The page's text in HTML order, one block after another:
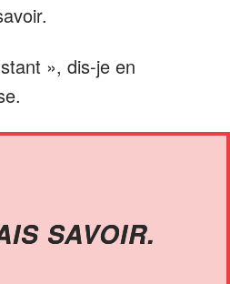
», dis-je en
SAVOIR.